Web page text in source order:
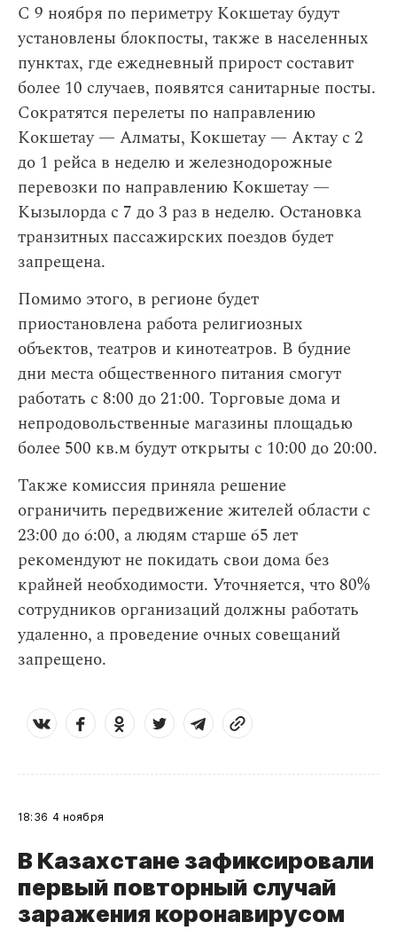
С 9 ноября по периметру Кокшетау будут
установлены блокпосты, также в населенных
пунктах, где ежедневный прирост составит
более 10 случаев, появятся санитарные посты.
Сократятся перелеты по направлению
Кокшетау — Алматы, Кокшетау — Актау с 2
до 1 рейса в неделю и железнодорожные
перевозки по направлению Кокшетау —
Кызылорда с 7 до 3 раз в неделю. Остановка
транзитных пассажирских поездов будет
запрещена.
Помимо этого, в регионе будет
приостановлена работа религиозных
объектов, театров и кинотеатров. В будние
дни места общественного питания смогут
работать с 8:00 до 21:00. Торговые дома и
непродовольственные магазины площадью
более 500 кв.м будут открыты с 10:00 до 20:00.
Также комиссия приняла решение
ограничить передвижение жителей области с
23:00 до 6:00, а людям старше 65 лет
рекомендуют не покидать свои дома без
крайней необходимости. Уточняется, что 80%
сотрудников организаций должны работать
удаленно, а проведение очных совещаний
запрещено.
18:36 4 ноября
В Казахстане зафиксировали
первый повторный случай
заражения коронавирусом